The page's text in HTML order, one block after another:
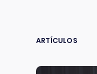
ARTÍCULOS